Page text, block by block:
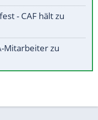
- CAF hält zu
Mitarbeiter zu